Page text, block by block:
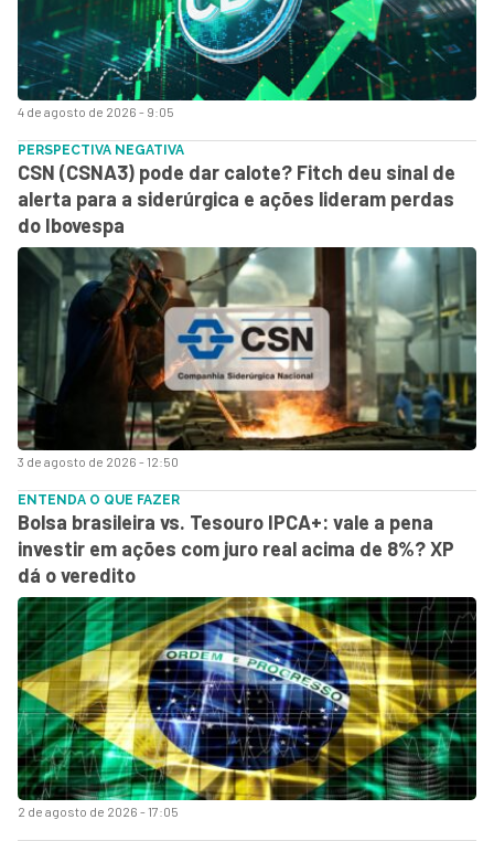
4 de agosto de 2026 - 9:05
3 de agosto de 2026 - 12:50
PERSPECTIVA NEGATIVA
CSN (CSNA3) pode dar calote? Fitch deu sinal de
alerta para a siderúrgica e ações lideram perdas
do Ibovespa
2 de agosto de 2026 - 17:05
ENTENDA O QUE FAZER
Bolsa brasileira vs. Tesouro IPCA+: vale a pena
investir em ações com juro real acima de 8%? XP
dá o veredito